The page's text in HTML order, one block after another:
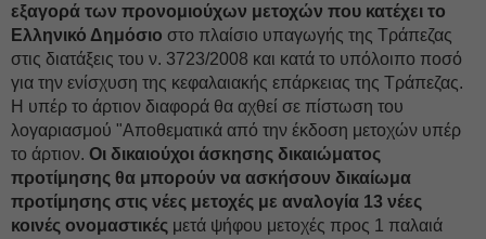
εξαγορά των προνομιούχων μετοχών που κατέχει το
Ελληνικό Δημόσιο στο πλαίσιο υπαγωγής της Τράπεζας
στις διατάξεις του ν. 3723/2008 και κατά το υπόλοιπο ποσό
για την ενίσχυση της κεφαλαιακής επάρκειας της Τράπεζας.
Η υπέρ το άρτιον διαφορά θα αχθεί σε πίστωση του
λογαριασμού "Αποθεματικά από την έκδοση μετοχών υπέρ
το άρτιον. Οι δικαιούχοι άσκησης δικαιώματος
προτίμησης θα μπορούν να ασκήσουν δικαίωμα
προτίμησης στις νέες μετοχές με αναλογία 13 νέες
κοινές ονομαστικές μετά ψήφου μετοχές προς 1 παλαιά